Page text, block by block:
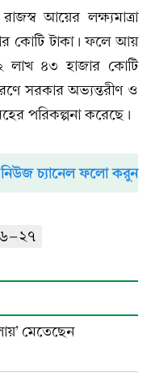
আয়ের লক্ষ্যমাত্রা
কোটি টাকা। ফলে আয়
লাখ ৪৩ হাজার কোটি
সরকার অভ্যন্তরীণ ও
পরিকল্পনা করেছে।
চ্যানেল ফলো করুন
২৭
মেতেছেন